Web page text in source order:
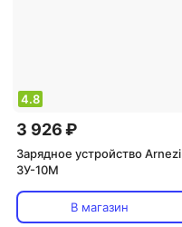
4.8
3 926 ₽
Зарядное устройство Arnezi
ЗУ-10M
В магазин